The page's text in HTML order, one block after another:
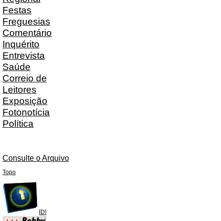
Festas
Freguesias
Comentário
Inquérito
Entrevista
Saúde
Correio de
Leitores
Exposição
Fotonotícia
Política
Consulte o Arquivo
Topo
[D]